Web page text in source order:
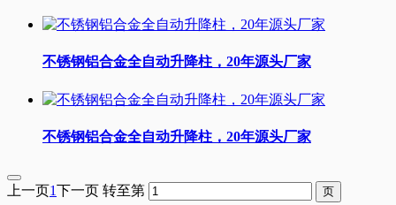
不锈钢铝合金全自动升降柱，20年源头厂家
不锈钢铝合金全自动升降柱，20年源头厂家
上一页1下一页 转至第